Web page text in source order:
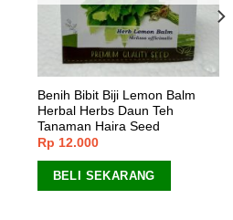
Benih Bibit Biji Lemon Balm
Herbal Herbs Daun Teh
Tanaman Haira Seed
Rp 12.000
BELI SEKARANG